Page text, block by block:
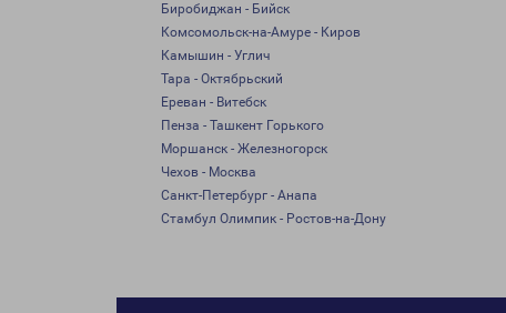
Биробиджан - Бийск
Комсомольск-на-Амуре - Киров
Камышин - Углич
Тара - Октябрьский
Ереван - Витебск
Пенза - Ташкент Горького
Моршанск - Железногорск
Чехов - Москва
Санкт-Петербург - Анапа
Стамбул Олимпик - Ростов-на-Дону